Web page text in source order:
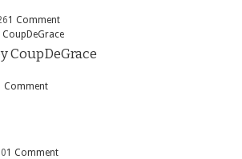
1 Comment
CoupDeGrace
Comment
1 Comment